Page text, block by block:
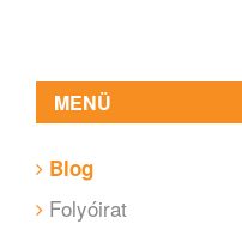
MENÜ
Blog
Folyóirat